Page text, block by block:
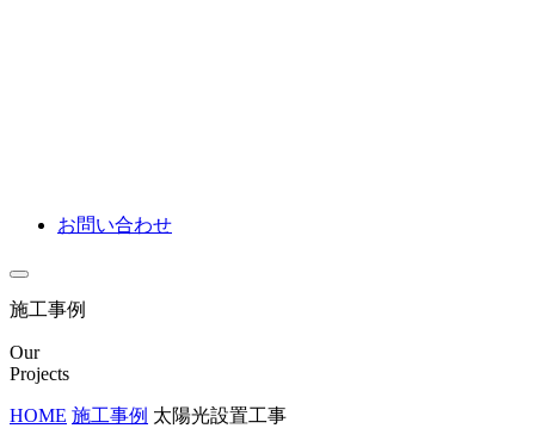
お問い合わせ
施工事例
Our
Projects
HOME 施工事例 太陽光設置工事